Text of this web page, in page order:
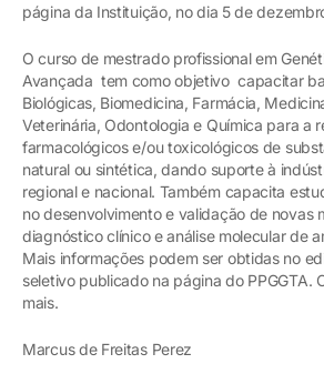
página da Instituição, no dia 5 de
O curso de mestrado profissional em
Avançada tem como objetivo capacitar
Biológicas, Biomedicina, Farmácia,
Veterinária, Odontologia e Química para a
farmacológicos e/ou toxicológicos de
natural ou sintética, dando suporte à
regional e nacional. Também capacita
no desenvolvimento e validação de novas
diagnóstico clínico e análise molecular de
Mais informações podem ser obtidas no
seletivo publicado na página do PPGGTA.
mais.
Marcus de Freitas Perez